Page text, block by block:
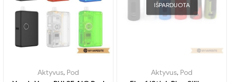
Aktyvus, Pod
IŠPARDUOTA
Aktyvus, Pod